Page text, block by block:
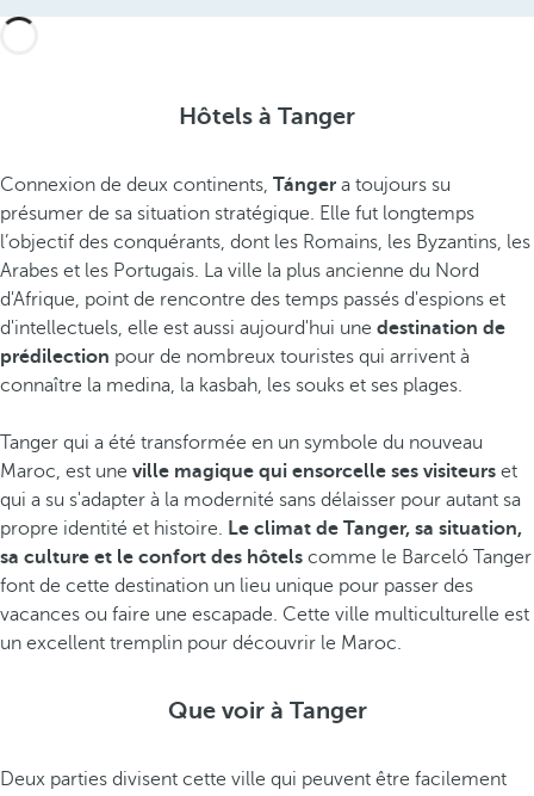
Hôtels à Tanger
Connexion de deux continents, Tánger a toujours su
présumer de sa situation stratégique. Elle fut longtemps
l’objectif des conquérants, dont les Romains, les Byzantins, les
Arabes et les Portugais. La ville la plus ancienne du Nord
d'Afrique, point de rencontre des temps passés d'espions et
d'intellectuels, elle est aussi aujourd'hui une destination de
prédilection pour de nombreux touristes qui arrivent à
connaître la medina, la kasbah, les souks et ses plages.
Tanger qui a été transformée en un symbole du nouveau
Maroc, est une ville magique qui ensorcelle ses visiteurs et
qui a su s'adapter à la modernité sans délaisser pour autant sa
propre identité et histoire. Le climat de Tanger, sa situation,
sa culture et le confort des hôtels comme le Barceló Tanger
font de cette destination un lieu unique pour passer des
vacances ou faire une escapade. Cette ville multiculturelle est
un excellent tremplin pour découvrir le Maroc.
Que voir à Tanger
Deux parties divisent cette ville qui peuvent être facilement